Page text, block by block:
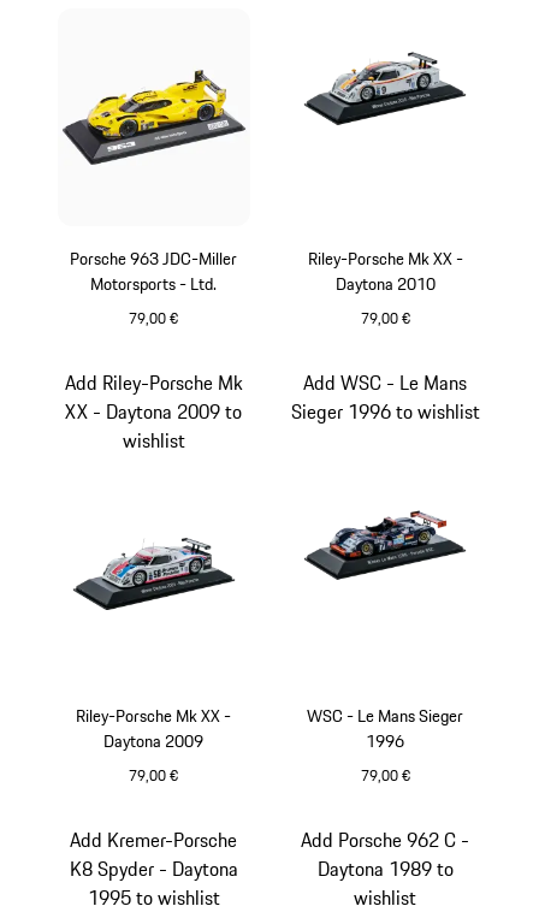
Porsche 963 JDC-Miller
Motorsports - Ltd.
79,00 €
Riley-Porsche Mk XX -
Daytona 2010
79,00 €
Riley-Porsche Mk XX -
Daytona 2009
79,00 €
Add Riley-Porsche Mk
XX - Daytona 2009 to
wishlist
WSC - Le Mans Sieger
1996
79,00 €
Add WSC - Le Mans
Sieger 1996 to wishlist
Add Kremer-Porsche
K8 Spyder - Daytona
1995 to wishlist
Add Porsche 962 C -
Daytona 1989 to
wishlist